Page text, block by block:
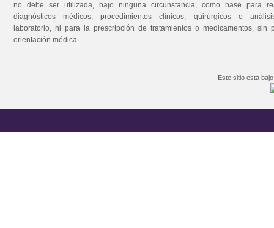
no debe ser utilizada, bajo ninguna circunstancia, como base para
diagnósticos médicos, procedimientos clínicos, quirúrgicos o
laboratorio, ni para la prescripción de tratamientos o medicamentos, sin
orientación médica.
Este sitio está